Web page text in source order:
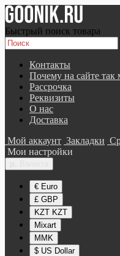
Быстрый поиск товара
Контакты
Почему на сайте так
Рассрочка
Реквизиты
О нас
Доставка
Мой аккаунт Закладки
Мои настройки
€ Euro
£ GBP
KZT KZT
Mixart
MMK
$ US Dollar